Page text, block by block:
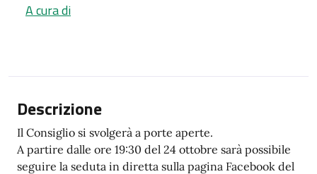
A cura di
Descrizione
Il Consiglio si svolgerà a porte aperte.
A partire dalle ore 19:30 del 24 ottobre sarà possibile
seguire la seduta in diretta sulla pagina Facebook del